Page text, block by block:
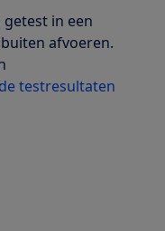
getest in een
afvoeren.
testresultaten
Type afzuigkap